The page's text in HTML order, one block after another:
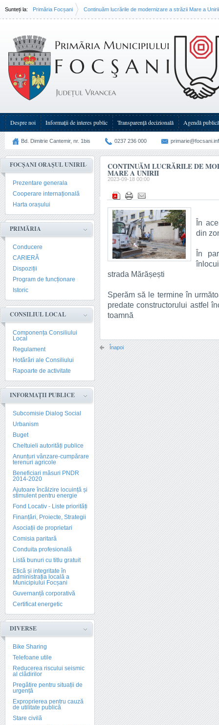
Sunteți la: Primăria Focșani Continuăm lucrările de modernizare a străzii Mare a Unirii
Despre noi Informații de interes public Transparenţă decizională Agendă publică
Bd. Dimitrie Cantemir, nr. 1bis 0237 236 000
FOCȘANI ORAȘUL UNIRII
Prezentare generala
Cooperare internațională
Harta orașului
PRIMĂRIA
Conducere
CARIERĂ
Dispoziții
Program de funcționare
Istoric
CONSILIUL LOCAL
Componența Consiliului
Local
Regulament
Hotărâri ale Consiliului
Rapoarte de activitate
INFORMAȚII PUBLICE
Subcomisie Dialog Social
Urbanism
Buget
Cheltuieli autorități publice
Anunțuri vânzare-cumpărare
terenuri agricole
Beneficiari măsuri PNDR
2014-2020
Ajutoare încălzire locuință și
stimulent pentru energie
Fond Locativ - Liste priorități
Finanțări, Proiecte, Strategii
Asociații de proprietari
Comisia paritară
Conduita profesională
Listă bunuri cu titlu gratuit
Etică și integritate în
administrația locală a
Municipiului Focșani
Guvernanță corporativă
Certificat energetic
DIVERSE
Bike Sharing
Telefoane utile
Reducerea riscului seismic
al clădirilor
Pregătire pentru situații de
urgență
Exproprierea pentru cauză
de utilitate publică
Stare civilă
CONTINUĂM LUCRĂRILE DE
MARE A UNIRII
2023-09-18 00:00
În
din
În
strada Mărășești
Sperăm să le termine în
predate constructorului astfel
toamnă
Înapoi